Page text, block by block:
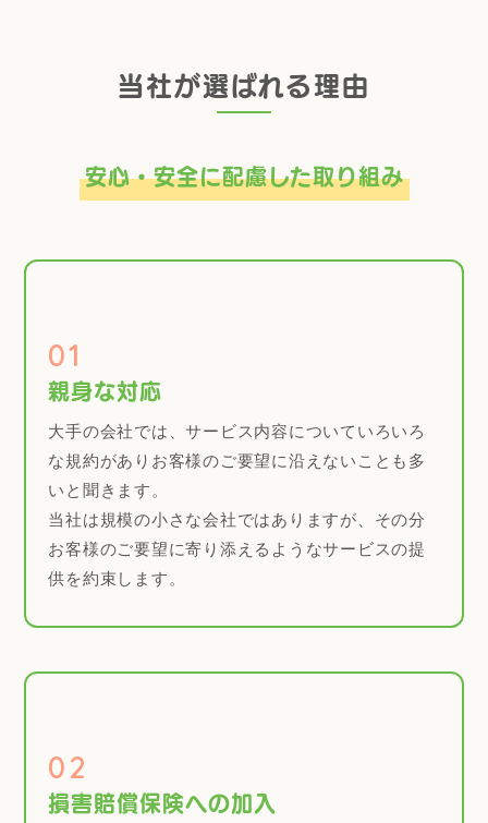
当社が選ばれる理由
安心・安全に配慮した取り組み
01
親身な対応
大手の会社では、サービス内容についていろいろ
な規約がありお客様のご要望に沿えないことも多
いと聞きます。
当社は規模の小さな会社ではありますが、その分
お客様のご要望に寄り添えるようなサービスの提
供を約束します。
02
損害賠償保険への加入